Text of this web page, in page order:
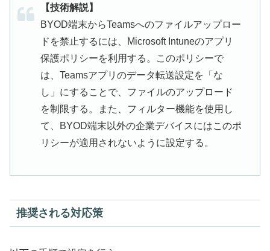
【技術解説】
BYOD端末からTeamsへのファイルアップロー
ドを禁止するには、Microsoft Intuneのアプリ
保護ポリシーを利用する。このポリシーで
は、Teamsアプリのデータ転送設定を「な
し」にすることで、ファイルのアップロード
を制限する。また、フィルター機能を使用し
て、BYOD端末以外の企業デバイスにはこのポ
リシーが適用されないように設定する。
推奨される対応策